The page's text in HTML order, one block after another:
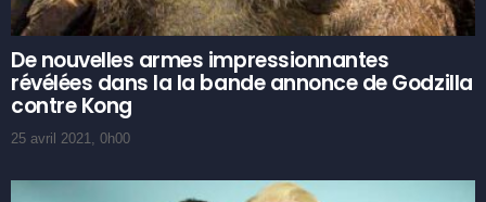
De nouvelles armes impressionnantes
révélées dans la la bande annonce de Godzilla
contre Kong
25 avril 2021, 0h00